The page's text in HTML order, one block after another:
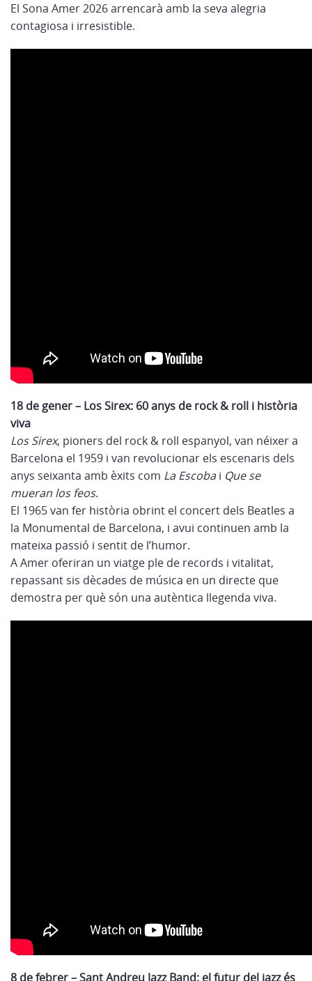
El Sona Amer 2026 arrencarà amb la seva alegria
contagiosa i irresistible.
18 de gener – Los Sirex: 60 anys de rock & roll i història
viva
Los Sirex, pioners del rock & roll espanyol, van néixer a
Barcelona el 1959 i van revolucionar els escenaris dels
anys seixanta amb èxits com La Escobai Que se
mueran los feos.
El 1965 van fer història obrint el concert dels Beatles a
la Monumental de Barcelona, i avui continuen amb la
mateixa passió i sentit de l’humor.
A Amer oferiran un viatge ple de records i vitalitat,
repassant sis dècades de música en un directe que
demostra per què són una autèntica llegenda viva.
8 de febrer – Sant Andreu Jazz Band: el futur del jazz és